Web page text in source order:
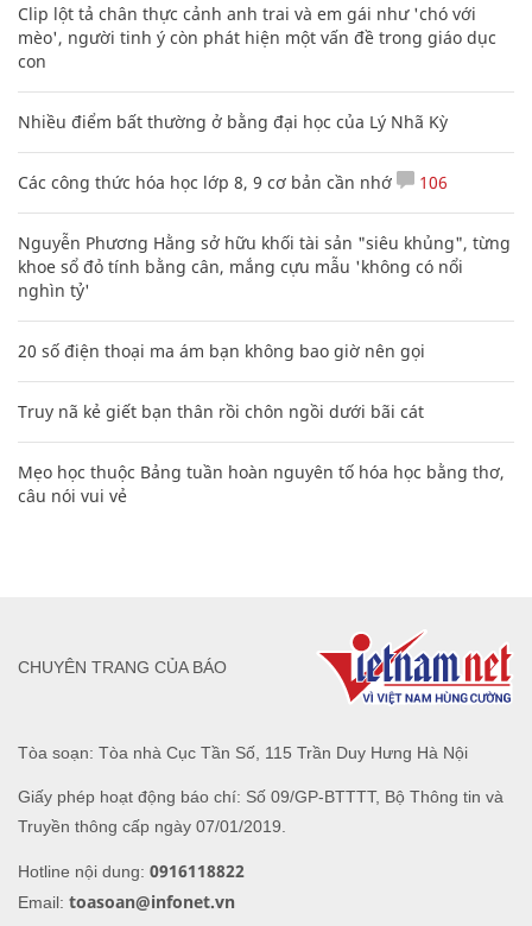
Clip lột tả chân thực cảnh anh trai và em gái như 'chó với
mèo', người tinh ý còn phát hiện một vấn đề trong giáo dục
con
Nhiều điểm bất thường ở bằng đại học của Lý Nhã Kỳ
Các công thức hóa học lớp 8, 9 cơ bản cần nhớ 106
Nguyễn Phương Hằng sở hữu khối tài sản "siêu khủng", từng
khoe sổ đỏ tính bằng cân, mắng cựu mẫu 'không có nổi
nghìn tỷ'
20 số điện thoại ma ám bạn không bao giờ nên gọi
Truy nã kẻ giết bạn thân rồi chôn ngồi dưới bãi cát
Mẹo học thuộc Bảng tuần hoàn nguyên tố hóa học bằng thơ,
câu nói vui vẻ
Tòa soạn: Tòa nhà Cục Tần Số, 115 Trần Duy Hưng Hà Nội
Giấy phép hoạt động báo chí: Số 09/GP-BTTTT, Bộ Thông tin và
Truyền thông cấp ngày 07/01/2019.
Hotline nội dung: 0916118822
Email: toasoan@infonet.vn
CHUYÊN TRANG CỦA BÁO